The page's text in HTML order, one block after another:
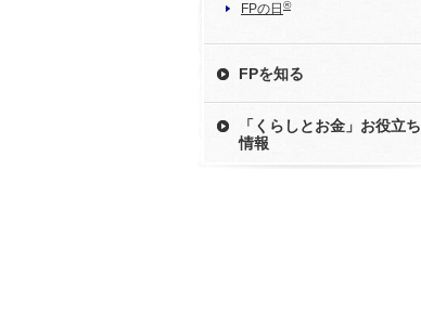
FPの日 ®
FPを知る
「くらしとお金」お役立ち
情報